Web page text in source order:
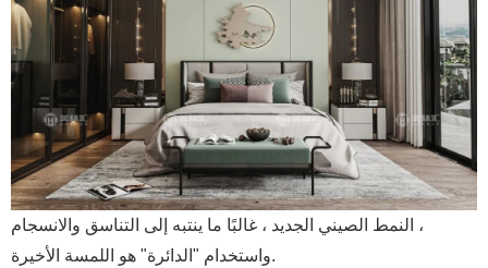
النمط الصيني الجديد ، غالبًا ما ينتبه إلى التناسق والانسجام ،
واستخدام "الدائرة" هو اللمسة الأخيرة.